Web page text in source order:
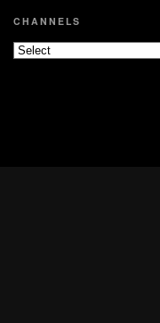
CHANNELS